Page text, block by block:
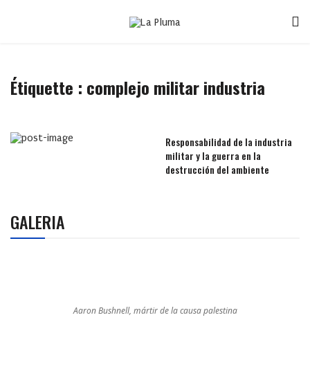
Étiquette : complejo militar industria
Responsabilidad de la industria
militar y la guerra en la
destrucción del ambiente
GALERIA
Aaron Bushnell, mártir de la causa palestina